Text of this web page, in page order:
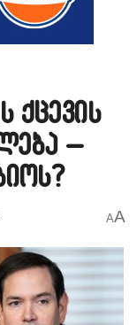
ქცევის
–
AA